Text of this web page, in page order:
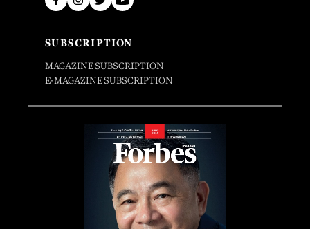
SUBSCRIPTION
MAGAZINE SUBSCRIPTION
E-MAGAZINE SUBSCRIPTION